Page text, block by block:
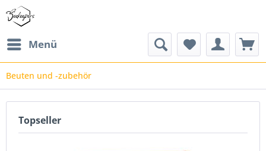
Menü
Beuten und -zubehör
Topseller